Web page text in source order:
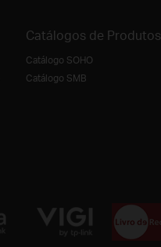
Catálogos de Produtos
Catálogo SOHO
Catálogo SMB